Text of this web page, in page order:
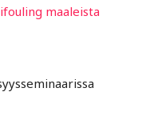
maaleista